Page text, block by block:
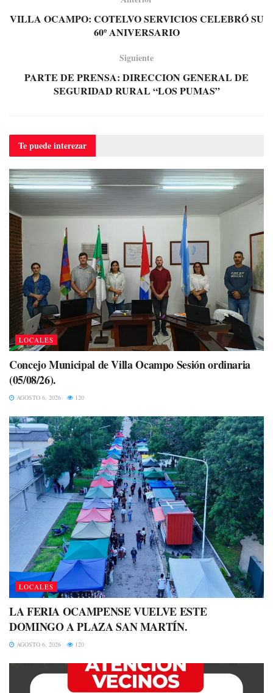
VILLA OCAMPO: COTELVO SERVICIOS CELEBRÓ SU
60º ANIVERSARIO
Siguiente
PARTE DE PRENSA: DIRECCION GENERAL DE
SEGURIDAD RURAL “LOS PUMAS”
Te puedeinterezar
LOCALES
Concejo Municipal de Villa Ocampo Sesión ordinaria
(05/08/26).
AGOSTO 6, 2026 120
LOCALES
LA FERIA OCAMPENSE VUELVE ESTE
DOMINGO A PLAZA SAN MARTÍN.
AGOSTO 6, 2026 120